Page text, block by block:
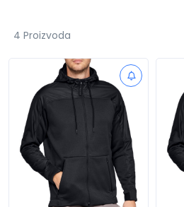
4 Proizvoda